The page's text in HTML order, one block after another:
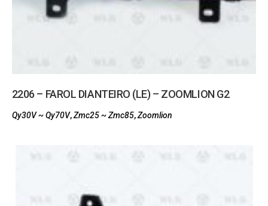
2206 – FAROL DIANTEIRO (LE) – ZOOMLION G2
Qy30V ~ Qy70V,Zmc25 ~ Zmc85,Zoomlion